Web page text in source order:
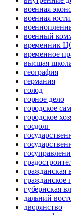
военная
военная
военный
временник
временное
высшая
география
германия
голод
горное дело
городское
городское
госдолг
гражданская
гражданское
губернская
дальний
дворянство